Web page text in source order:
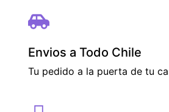
Envios a Todo Chile
Tu pedido a la puerta de tu